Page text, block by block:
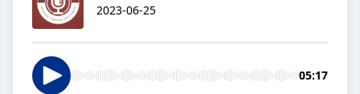
2023-06-25
05:17